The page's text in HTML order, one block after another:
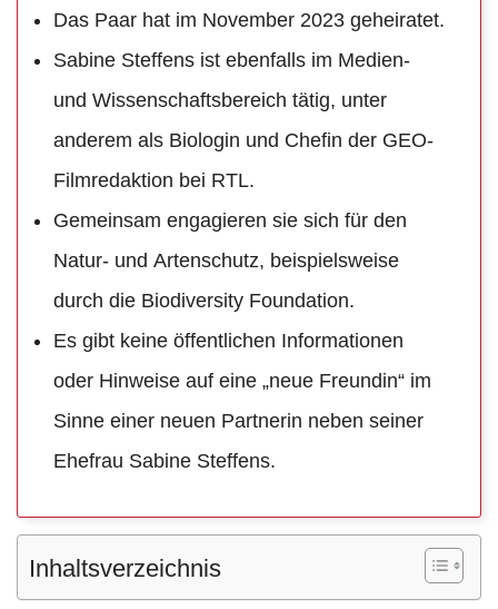
Das Paar hat im November 2023 geheiratet.
Sabine Steffens ist ebenfalls im Medien-
und Wissenschaftsbereich tätig, unter
anderem als Biologin und Chefin der GEO-
Filmredaktion bei RTL.
Gemeinsam engagieren sie sich für den
Natur- und Artenschutz, beispielsweise
durch die Biodiversity Foundation.
Es gibt keine öffentlichen Informationen
oder Hinweise auf eine „neue Freundin“ im
Sinne einer neuen Partnerin neben seiner
Ehefrau Sabine Steffens.
Inhaltsverzeichnis